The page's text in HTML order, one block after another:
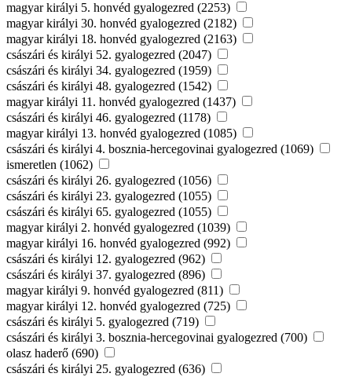
magyar királyi 5. honvéd gyalogezred (2253)
magyar királyi 30. honvéd gyalogezred (2182)
magyar királyi 18. honvéd gyalogezred (2163)
császári és királyi 52. gyalogezred (2047)
császári és királyi 34. gyalogezred (1959)
császári és királyi 48. gyalogezred (1542)
magyar királyi 11. honvéd gyalogezred (1437)
császári és királyi 46. gyalogezred (1178)
magyar királyi 13. honvéd gyalogezred (1085)
császári és királyi 4. bosznia-hercegovinai gyalogezred (1069)
ismeretlen (1062)
császári és királyi 26. gyalogezred (1056)
császári és királyi 23. gyalogezred (1055)
császári és királyi 65. gyalogezred (1055)
magyar királyi 2. honvéd gyalogezred (1039)
magyar királyi 16. honvéd gyalogezred (992)
császári és királyi 12. gyalogezred (962)
császári és királyi 37. gyalogezred (896)
magyar királyi 9. honvéd gyalogezred (811)
magyar királyi 12. honvéd gyalogezred (725)
császári és királyi 5. gyalogezred (719)
császári és királyi 3. bosznia-hercegovinai gyalogezred (700)
olasz haderő (690)
császári és királyi 25. gyalogezred (636)